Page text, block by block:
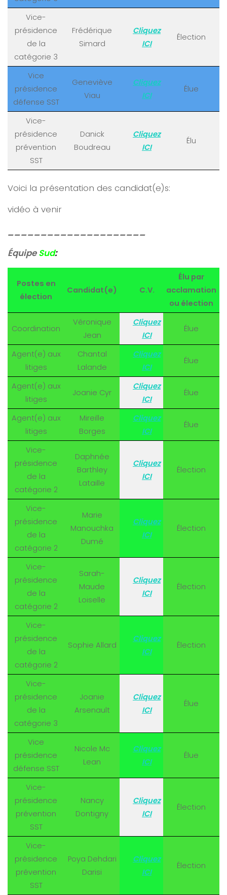
Vice-
présidence
de la
catégorie 3
Frédérique
Simard
Cliquez
ICI
Élection
Vice
présidence
défense SST
Geneviève
Viau
Cliquez
ICI
Élue
Vice-
présidence
prévention
SST
Danick
Boudreau
Cliquez
ICI
Élu
Voici la présentation des candidat(e)s:
vidéo à venir
_____________________
ÉquipeSud:
Postes en
élection
Candidat(e) C.V.
Élu par
acclamation
ou élection
Coordination
Véronique
Jean
Cliquez
ICI
Élue
Agent(e) aux
litiges
Chantal
Lalande
Cliquez
ICI
Élue
Agent(e) aux
litiges
Joanie Cyr
Cliquez
ICI
Élue
Agent(e) aux
litiges
Mireille
Borges
Cliquez
ICI
Élue
Vice-
présidence
de la
catégorie 2
Daphnée
Barthley
Lataille
Cliquez
ICI
Élection
Vice-
présidence
de la
catégorie 2
Marie
Manouchka
Dumé
Cliquez
ICI
Élection
Vice-
présidence
de la
catégorie 2
Sarah-
Maude
Loiselle
Cliquez
ICI
Élection
Vice-
présidence
de la
catégorie 2
Sophie Allard
Cliquez
ICI
Élection
Vice-
présidence
de la
catégorie 3
Joanie
Arsenault
Cliquez
ICI
Élue
Vice
présidence
défense SST
Nicole Mc
Lean
Cliquez
ICI
Élue
Vice-
présidence
prévention
SST
Nancy
Dontigny
Cliquez
ICI
Élection
Vice-
présidence
prévention
SST
Poya Dehdari
Darisi
Cliquez
ICI
Élection